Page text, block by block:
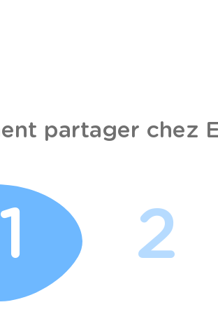
partager chez
1 2